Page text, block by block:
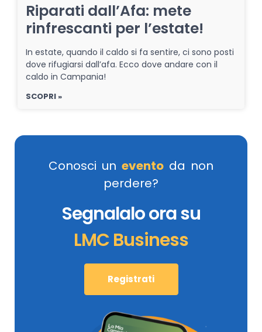
Riparati dall’Afa: mete
rinfrescanti per l’estate!
In estate, quando il caldo si fa sentire, ci sono posti
dove rifugiarsi dall’afa. Ecco dove andare con il
caldo in Campania!
SCOPRI »
Conosci un evento da non
perdere?
Segnalalo ora su
LMC Business
Registrati